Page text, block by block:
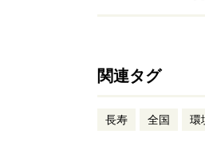
関連タグ
長寿 全国 環